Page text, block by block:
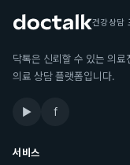
건강상담
닥톡은 신뢰할 수 있는 의
의료 상담 플랫폼입니다.
▶ f
서비스